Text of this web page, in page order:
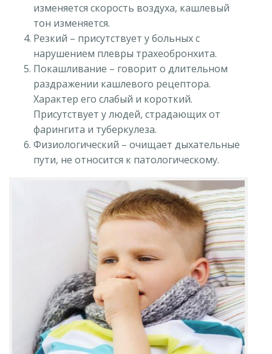
изменяется скорость воздуха, кашлевый
тон изменяется.
Резкий – присутствует у больных с
нарушением плевры трахеобронхита.
Покашливание – говорит о длительном
раздражении кашлевого рецептора.
Характер его слабый и короткий.
Присутствует у людей, страдающих от
фарингита и туберкулеза.
Физиологический – очищает дыхательные
пути, не относится к патологическому.